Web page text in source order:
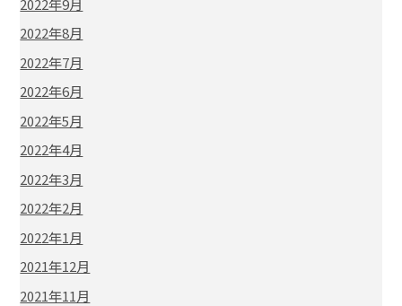
2022年8月
2022年7月
2022年6月
2022年5月
2022年4月
2022年3月
2022年2月
2022年1月
2021年12月
2021年11月